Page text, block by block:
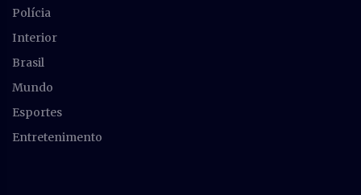
Polícia
Interior
Brasil
Mundo
Esportes
Entretenimento